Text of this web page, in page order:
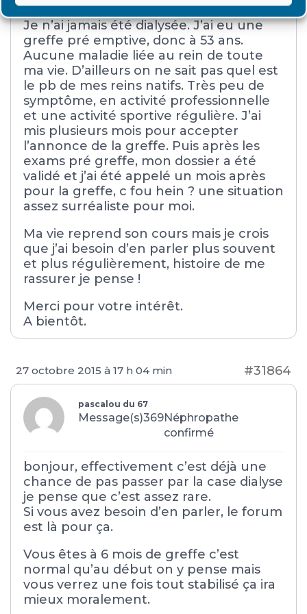
Je n’ai jamais été dialysée. J’ai eu une
greffe pré emptive, donc à 53 ans.
Aucune maladie liée au rein de toute
ma vie. D’ailleurs on ne sait pas quel est
le pb de mes reins natifs. Très peu de
symptôme, en activité professionnelle
et une activité sportive régulière. J’ai
mis plusieurs mois pour accepter
l’annonce de la greffe. Puis après les
exams pré greffe, mon dossier a été
validé et j’ai été appelé un mois après
pour la greffe, c fou hein ? une situation
assez surréaliste pour moi.
Ma vie reprend son cours mais je crois
que j’ai besoin d’en parler plus souvent
et plus régulièrement, histoire de me
rassurer je pense !
Merci pour votre intérêt.
A bientôt.
27 octobre 2015 à 17 h 04 min #31864
pascalou du 67
Message(s)369Néphropathe
confirmé
bonjour, effectivement c’est déjà une
chance de pas passer par la case dialyse
je pense que c’est assez rare.
Si vous avez besoin d’en parler, le forum
est là pour ça.
Vous êtes à 6 mois de greffe c’est
normal qu’au début on y pense mais
vous verrez une fois tout stabilisé ça ira
mieux moralement.